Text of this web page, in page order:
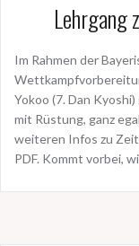
Lehrgang
Im Rahmen der
Yokoo (7. Dan
mit Rüstung, ganz
weiteren Infos zu
PDF. Kommt vorbei,